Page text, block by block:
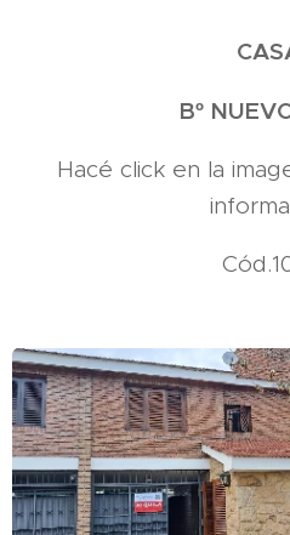
Bº
Hacé click en la